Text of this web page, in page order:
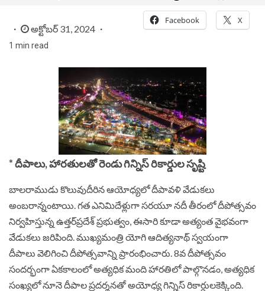
అక్టోబర్ 31, 2024
1 min read
Facebook X
* దీపాలు, హారతులతో రెండు గిన్నిస్ రికార్డుల సృష్టి
బాలరాముడు కొలువుదీరిన ఆయోధ్యలో దీపావళి వేడుకలు
అంబరాన్నంటాయి. గత ఎనిమిదేళ్లుగా సరయూ నదీ తీరంలో దీపోత్సవం
నిర్వహిస్తున్న ఉత్తర్‌ప్రదేశ్‌ ప్రభుత్వం, ఈసారి కూడా అత్యంత వైభవంగా
వేడుకలు జరిపింది. ముఖ్యమంత్రి యోగి ఆదిత్యనాథ్‌ స్వయంగా
దీపాలు వెలిగించి దీపోత్సవాన్ని ప్రారంభించారు. 8వ దీపోత్సవం
సందర్భంగా ఏకకాలంలో అత్యధిక మంది హారతిలో పాల్గొనడం, అత్యధిక
సంఖ్యలో నూనె దీపాల ప్రదర్శనతో అయోధ్య గిన్నిస్‌ రికార్డులకెక్కింది.